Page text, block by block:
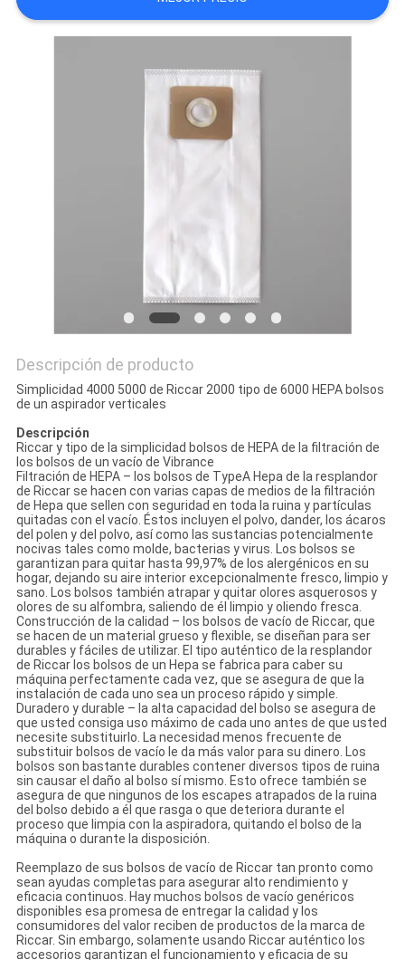
Descripción de producto
Simplicidad 4000 5000 de Riccar 2000 tipo de 6000 HEPA bolsos
de un aspirador verticales
Descripción
Riccar y tipo de la simplicidad bolsos de HEPA de la filtración de
los bolsos de un vacío de Vibrance
Filtración de HEPA – los bolsos de TypeA Hepa de la resplandor
de Riccar se hacen con varias capas de medios de la filtración
de Hepa que sellen con seguridad en toda la ruina y partículas
quitadas con el vacío. Éstos incluyen el polvo, dander, los ácaros
del polen y del polvo, así como las sustancias potencialmente
nocivas tales como molde, bacterias y virus. Los bolsos se
garantizan para quitar hasta 99,97% de los alergénicos en su
hogar, dejando su aire interior excepcionalmente fresco, limpio y
sano. Los bolsos también atrapar y quitar olores asquerosos y
olores de su alfombra, saliendo de él limpio y oliendo fresca.
Construcción de la calidad – los bolsos de vacío de Riccar, que
se hacen de un material grueso y flexible, se diseñan para ser
durables y fáciles de utilizar. El tipo auténtico de la resplandor
de Riccar los bolsos de un Hepa se fabrica para caber su
máquina perfectamente cada vez, que se asegura de que la
instalación de cada uno sea un proceso rápido y simple.
Duradero y durable – la alta capacidad del bolso se asegura de
que usted consiga uso máximo de cada uno antes de que usted
necesite substituirlo. La necesidad menos frecuente de
substituir bolsos de vacío le da más valor para su dinero. Los
bolsos son bastante durables contener diversos tipos de ruina
sin causar el daño al bolso sí mismo. Esto ofrece también se
asegura de que ningunos de los escapes atrapados de la ruina
del bolso debido a él que rasga o que deteriora durante el
proceso que limpia con la aspiradora, quitando el bolso de la
máquina o durante la disposición.
Reemplazo de sus bolsos de vacío de Riccar tan pronto como
sean ayudas completas para asegurar alto rendimiento y
eficacia continuos. Hay muchos bolsos de vacío genéricos
disponibles esa promesa de entregar la calidad y los
consumidores del valor reciben de productos de la marca de
Riccar. Sin embargo, solamente usando Riccar auténtico los
accesorios garantizan el funcionamiento y eficacia de su